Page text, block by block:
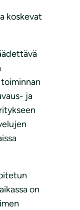
koskevat
ja
on